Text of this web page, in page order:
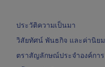
ประวัติความเป็นมา
วิสัยทัศน์ พันธกิจ และค่านิยม
ตราสัญลักษณ์ประจำองค์การ